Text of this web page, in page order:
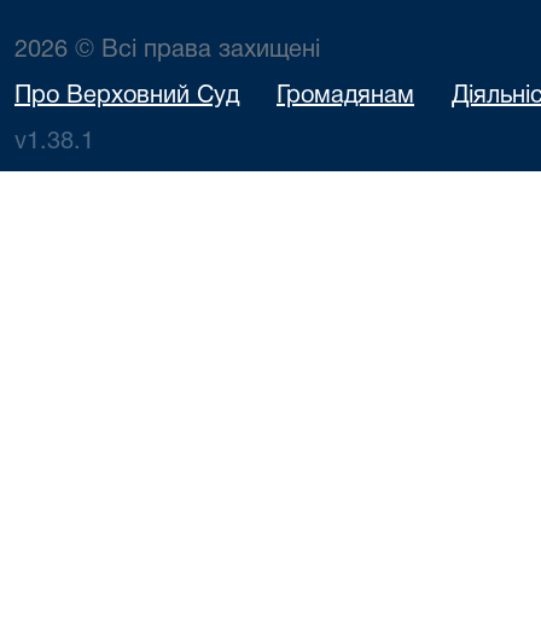
2026 © Всі права захищені
Про Верховний Суд Громадянам
v1.38.1